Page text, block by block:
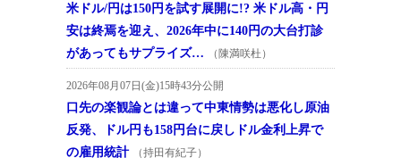
米ドル/円は150円を試す展開に!? 米ドル高・円
安は終焉を迎え、2026年中に140円の大台打診
があってもサプライズ…
（陳満咲杜）
2026年08月07日(金)15時43分公開
口先の楽観論とは違って中東情勢は悪化し原油
反発、ドル円も158円台に戻しドル金利上昇で
の雇用統計
（持田有紀子）